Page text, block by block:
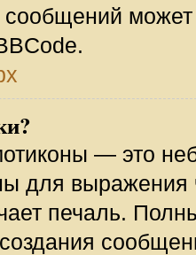
может
— это
для выражения
печаль.